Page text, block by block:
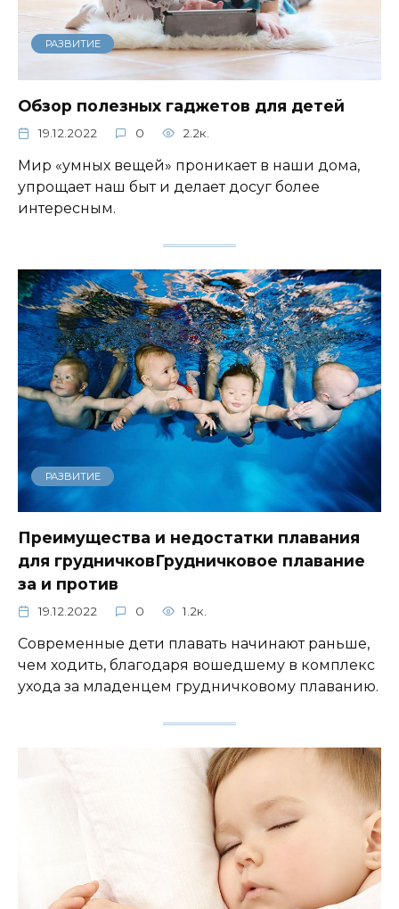
РАЗВИТИЕ
Обзор полезных гаджетов для детей
19.12.2022 0 2.2к.
Мир «умных вещей» проникает в наши дома,
упрощает наш быт и делает досуг более
интересным.
РАЗВИТИЕ
Преимущества и недостатки плавания
для грудничковГрудничковое плавание
за и против
19.12.2022 0 1.2к.
Современные дети плавать начинают раньше,
чем ходить, благодаря вошедшему в комплекс
ухода за младенцем грудничковому плаванию.